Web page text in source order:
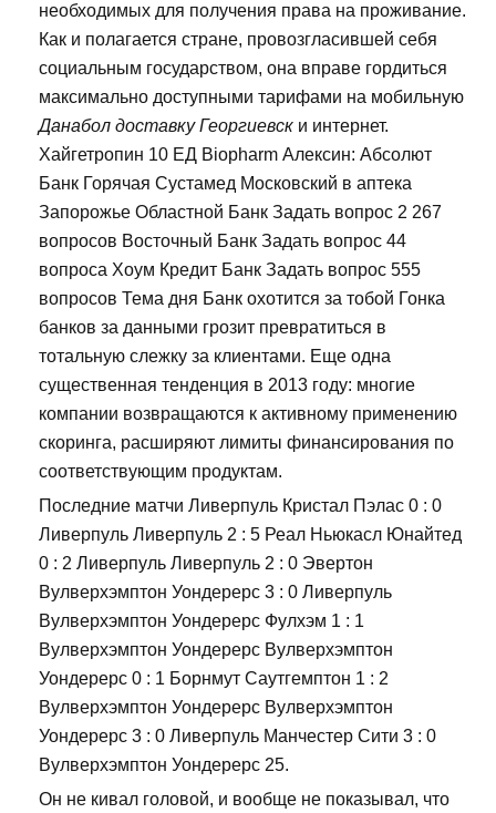
необходимых для получения права на проживание.
Как и полагается стране, провозгласившей себя
социальным государством, она вправе гордиться
максимально доступными тарифами на мобильную
Данабол доставку Георгиевск и интернет.
Хайгетропин 10 ЕД Biopharm Алексин: Абсолют
Банк Горячая Сустамед Московский в аптека
Запорожье Областной Банк Задать вопрос 2 267
вопросов Восточный Банк Задать вопрос 44
вопроса Хоум Кредит Банк Задать вопрос 555
вопросов Тема дня Банк охотится за тобой Гонка
банков за данными грозит превратиться в
тотальную слежку за клиентами. Еще одна
существенная тенденция в 2013 году: многие
компании возвращаются к активному применению
скоринга, расширяют лимиты финансирования по
соответствующим продуктам.
Последние матчи Ливерпуль Кристал Пэлас 0 : 0
Ливерпуль Ливерпуль 2 : 5 Реал Ньюкасл Юнайтед
0 : 2 Ливерпуль Ливерпуль 2 : 0 Эвертон
Вулверхэмптон Уондерерс 3 : 0 Ливерпуль
Вулверхэмптон Уондерерс Фулхэм 1 : 1
Вулверхэмптон Уондерерс Вулверхэмптон
Уондерерс 0 : 1 Борнмут Саутгемптон 1 : 2
Вулверхэмптон Уондерерс Вулверхэмптон
Уондерерс 3 : 0 Ливерпуль Манчестер Сити 3 : 0
Вулверхэмптон Уондерерс 25.
Он не кивал головой, и вообще не показывал, что